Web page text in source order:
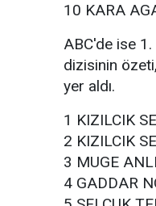
10 KARA
ABC'de ise 1.
dizisinin özeti,
yer aldı.
1 KIZILCIK
2 KIZILCIK
3 MUGE
4 GADDAR